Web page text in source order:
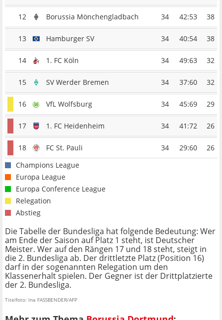
12 Borussia Mönchengladbach 34 42:53 38
13 Hamburger SV 34 40:54 38
14 1. FC Köln 34 49:63 32
15 SV Werder Bremen 34 37:60 32
16 VfL Wolfsburg 34 45:69 29
17 1. FC Heidenheim 34 41:72 26
18 FC St. Pauli 34 29:60
26
Champions League
Europa League
Europa Conference League
Relegation
Abstieg
Die Tabelle der Bundesliga hat folgende Bedeutung: Wer
am Ende der Saison auf Platz 1 steht, ist Deutscher
Meister. Wer auf den Rängen 17 und 18 steht, steigt in
die 2. Bundesliga ab. Der drittletzte Platz (Position 16)
darf in der sogenannten Relegation um den
Klassenerhalt spielen. Der Gegner ist der Drittplatzierte
der 2. Bundesliga.
Titelfoto: Ina FASSBENDER/AFP